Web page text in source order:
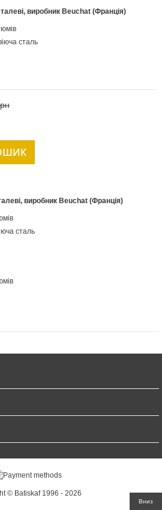
Вниз
виробник Beuchat (Франція)
сталь
виробник Beuchat (Франція)
сталь
© Batiskaf 1996 - 2026